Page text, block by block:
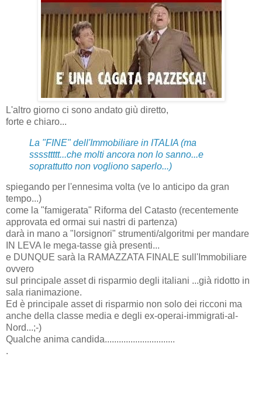
L'altro giorno ci sono andato giù diretto,
forte e chiaro...
La "FINE" dell'Immobiliare in ITALIA (ma
ssssttttt...che molti ancora non lo sanno...e
soprattutto non vogliono saperlo...)
spiegando per l'ennesima volta (ve lo anticipo da gran
tempo...)
come la "famigerata" Riforma del Catasto (recentemente
approvata ed ormai sui nastri di partenza)
darà in mano a "lorsignori" strumenti/algoritmi per mandare
IN LEVA le mega-tasse già presenti...
e DUNQUE sarà la RAMAZZATA FINALE sull'Immobiliare
ovvero
sul principale asset di risparmio degli italiani ...già ridotto in
sala rianimazione.
Ed è principale asset di risparmio non solo dei ricconi ma
anche della classe media e degli ex-operai-immigrati-al-
Nord...;-)
Qualche anima candida..............................
.